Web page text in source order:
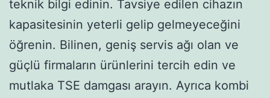
teknik bilgi edinin. Tavsiye edilen cihazın
kapasitesinin yeterli gelip gelmeyeceğini
öğrenin. Bilinen, geniş servis ağı olan ve
güçlü firmaların ürünlerini tercih edin ve
mutlaka TSE damgası arayın. Ayrıca kombi